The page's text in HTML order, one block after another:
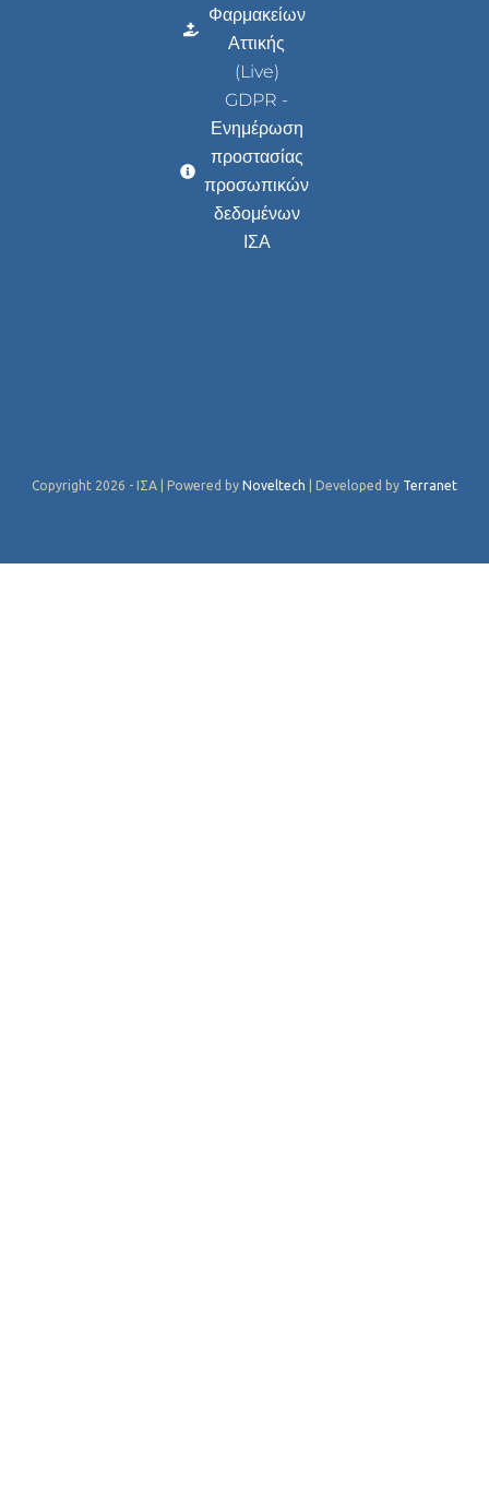
Φαρμακείων
Αττικής
(Live)
GDPR -
Ενημέρωση
προστασίας
προσωπικών
δεδομένων
ΙΣΑ
Copyright 2026 - ΙΣΑ | Powered by Noveltech | Developed by Terranet